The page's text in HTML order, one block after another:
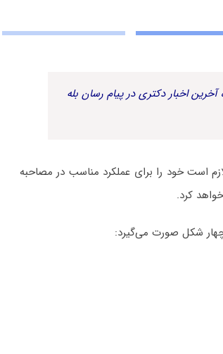
اخبار دکتری در پیام رسان بله
است خود را برای عملکرد مناسب در مصاحبه
کرد.
شکل صورت می‌گیرد: